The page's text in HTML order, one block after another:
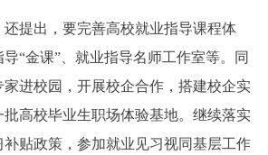
한국어 日本語
FRANÇAIS РУССКИЙ ЯЗЫК
العربية PORTUGUÊS
提出，要完善高校就业指导课程体
“金课”、就业指导名师工作室等。同
进校园，开展校企合作，搭建校企实
高校毕业生职场体验基地。继续落实
贴政策，参加就业见习视同基层工作